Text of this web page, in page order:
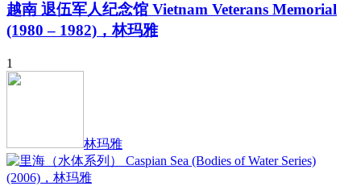
越南 退伍军人纪念馆 Vietnam Veterans Memorial
(1980 – 1982)，林玛雅
1
林玛雅